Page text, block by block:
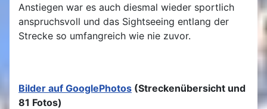
Anstiegen war es auch diesmal wieder sportlich
anspruchsvoll und das Sightseeing entlang der
Strecke so umfangreich wie nie zuvor.
Bilder auf GooglePhotos (Streckenübersicht und
81 Fotos)